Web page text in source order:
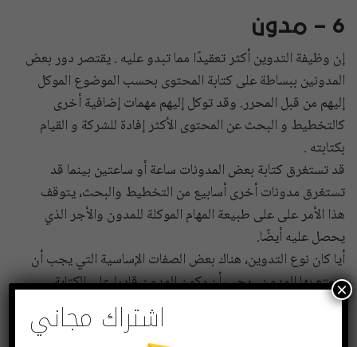
6 – مدون
إن وظيفة التدوين أكثر تعقيدًا مما تبدو عليه . يقتصر دور بعض
المدونين ببساطة على كتابة المحتوى بحسب الموضوع الموكل
إليهم من قبل المحرر. وقد توكل إليهم مهمات إضافية أخرى
كالتخطيط و البحث عن المحتوى الأكثر إفادة للشركة و القيام
بكتابته .
قد تستغرق كتابة بعض المدونات ساعة أو ساعتين بينما قد
تستغرق مدونات أخرى أسابيع من التخطيط والبحث، يتوقف
هذا الأمر على على طبيعة المهام الموكلة للمدون والأجر الذي
يحصل عليه أيضًا.
أيا كان نوع التدوين، هناك بعض الصفات الإساسية التي يجب أن
يتمتع بها المدون . يجب أن يكون المدون قادرا على الكتابة
بشكل جيد باللغة المطلوبة، و أن يتجنب الأخطاء الإملائية
والأخطاء النحوية، على الرغم من أن وظيفة المدون عادة لا
اشتراك مجاني
×